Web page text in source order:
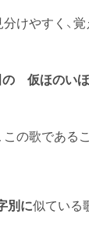
けやすく、覚
の 仮ほの
の歌である
別に似ている